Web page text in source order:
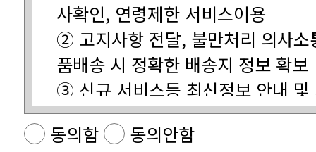
사용합니다.
사확인, 연령제한 서비스이용
품배송 시 정확한 배송지 정보 확보
제공을 위한 자료
④ 유료정보 이용에 대한 요금결제
동의함 동의안함